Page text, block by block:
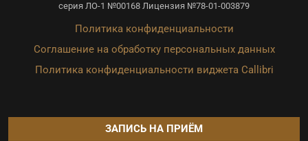
серия ЛО-1 №00168 Лицензия №78-01-003879
Политика конфиденциальности
Соглашение на обработку персональных данных
Политика конфиденциальности виджета Callibri
ЗАПИСЬ НА ПРИЁМ